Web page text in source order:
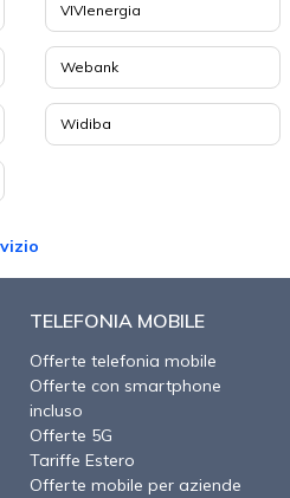
VIVIenergia
Webank
Widiba
TELEFONIA MOBILE
Offerte telefonia mobile
Offerte con smartphone
incluso
Offerte 5G
Tariffe Estero
Offerte mobile per aziende